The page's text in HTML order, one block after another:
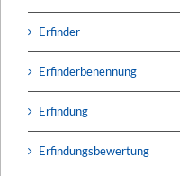
Erfinder
Erfinderbenennung
Erfindung
Erfindungsbewertung